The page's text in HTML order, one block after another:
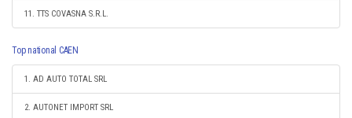
11. TTS COVASNA S.R.L.
Top national CAEN
1. AD AUTO TOTAL SRL
2. AUTONET IMPORT SRL